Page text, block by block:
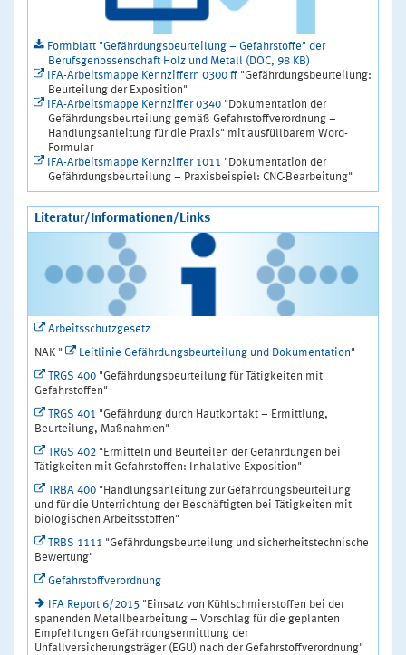
Formblatt "Gefährdungsbeurteilung – Gefahrstoffe" der
Berufsgenossenschaft Holz und Metall (DOC, 98 KB)
IFA-Arbeitsmappe Kennziffern 0300 ff "Gefährdungsbeurteilung:
Beurteilung der Exposition"
IFA-Arbeitsmappe Kennziffer 0340 "Dokumentation der
Gefährdungsbeurteilung gemäß Gefahrstoffverordnung –
Handlungsanleitung für die Praxis" mit ausfüllbarem Word-
Formular
IFA-Arbeitsmappe Kennziffer 1011 "Dokumentation der
Gefährdungsbeurteilung – Praxisbeispiel: CNC-Bearbeitung"
Literatur/Informationen/Links
Arbeitsschutzgesetz
NAK "
Leitlinie Gefährdungsbeurteilung und Dokumentation"
TRGS 400 "Gefährdungsbeurteilung für Tätigkeiten mit
Gefahrstoffen"
TRGS 401 "Gefährdung durch Hautkontakt – Ermittlung,
Beurteilung, Maßnahmen"
TRGS 402 "Ermitteln und Beurteilen der Gefährdungen bei
Tätigkeiten mit Gefahrstoffen: Inhalative Exposition"
TRBA 400 "Handlungsanleitung zur Gefährdungsbeurteilung
und für die Unterrichtung der Beschäftigten bei Tätigkeiten mit
biologischen Arbeitsstoffen"
TRBS 1111 "Gefährdungsbeurteilung und sicherheitstechnische
Bewertung"
Gefahrstoffverordnung
IFA Report 6/2015 "Einsatz von Kühlschmierstoffen bei der
spanenden Metallbearbeitung – Vorschlag für die geplanten
Empfehlungen Gefährdungsermittlung der
Unfallversicherungsträger (EGU) nach der Gefahrstoffverordnung"